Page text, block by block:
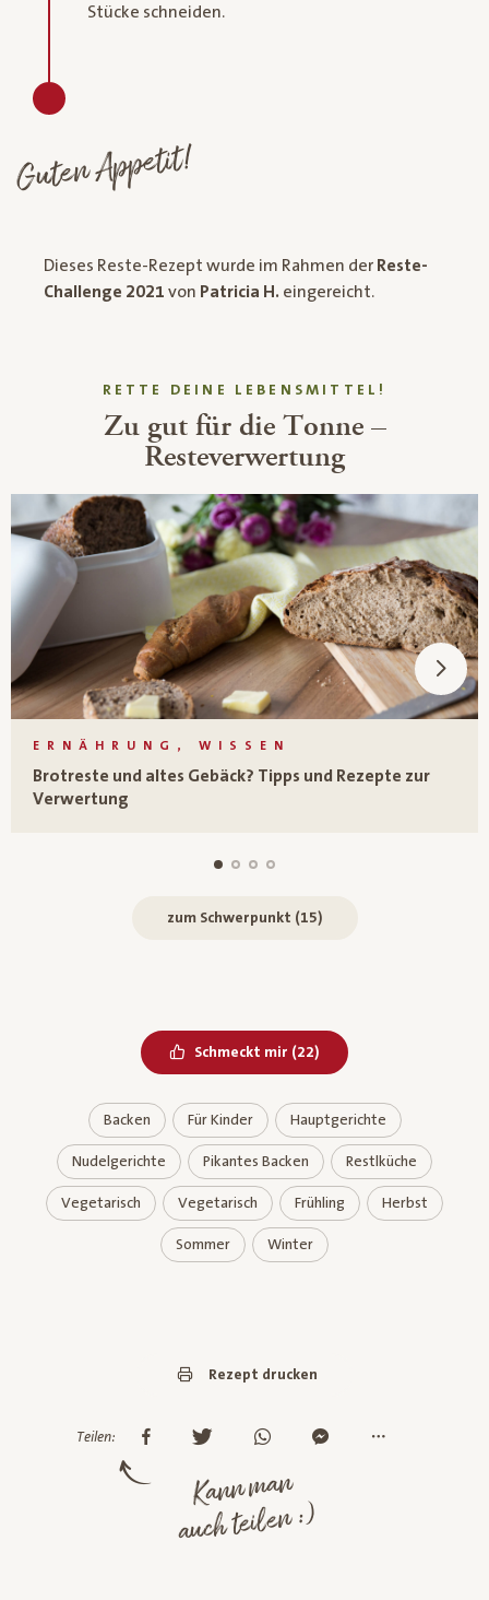
Stücke schneiden.
Guten Appetit!
Dieses Reste-Rezept wurde im Rahmen der Reste-
Challenge 2021 von Patricia H. eingereicht.
RETTE DEINE LEBENSMITTEL!
Zu gut für die Tonne –
Resteverwertung
ERNÄHRUNG, WISSEN
Brotreste und altes Gebäck? Tipps und Rezepte zur
Verwertung
zum Schwerpunkt (15)
Schmeckt mir Bereits geliked
(22)
Backen Für Kinder Hauptgerichte
Nudelgerichte Pikantes Backen Restlküche
Vegetarisch Vegetarisch Frühling Herbst
Sommer Winter
Rezept drucken
Teilen:
Kann man
auch teilen :)